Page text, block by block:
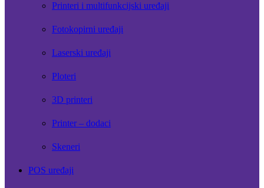
Printeri i multifunkcijski uređaji
Fotokopirni uređaji
Laserski uređaji
Ploteri
3D printeri
Printer – dodaci
Skeneri
POS uređaji